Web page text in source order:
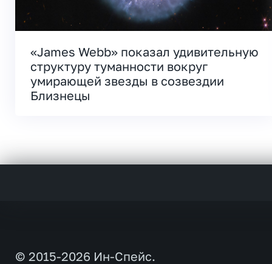
«James Webb» показал удивительную
структуру туманности вокруг
умирающей звезды в созвездии
Близнецы
© 2015-2026 Ин-Спейс.